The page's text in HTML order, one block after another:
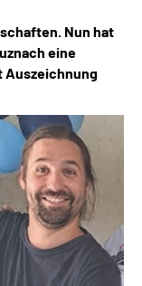
Nun hat
eine
Auszeichnung